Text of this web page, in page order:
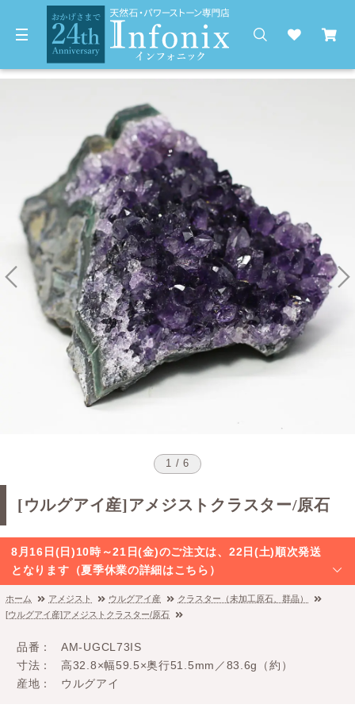
1 / 6
[ウルグアイ産]アメジストクラスター/原石
8月16日(日)10時～21日(金)のご注文は、22日(土)順次発送
となります（夏季休業の詳細はこちら）
ホーム アメジスト ウルグアイ産
クラスター（未加工原石、群晶）
[ウルグアイ産]アメジストクラスター/原石
品番
AM-UGCL73IS
寸法
高32.8×幅59.5×奥行51.5mm／83.6g（約）
産地
ウルグアイ